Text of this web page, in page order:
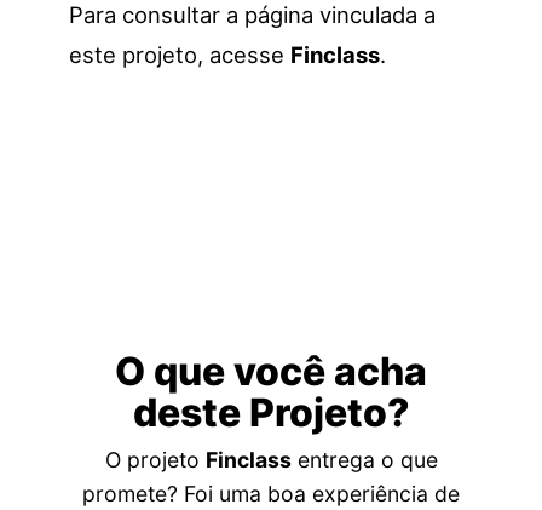
Para consultar a página vinculada a
este projeto, acesse Finclass.
O que você acha
deste Projeto?
O projeto Finclassentrega o que
promete? Foi uma boa experiência de